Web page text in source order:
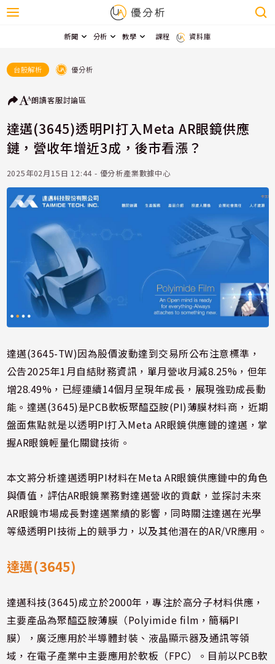
新聞 分析 教學 課程 資料庫
台股解析 優分析
朗讀客服討論區
達邁(3645)透明PI打入Meta AR眼鏡供應
鏈，營收年增近3成，後市看漲？
2025年02月15日 12:44 - 優分析產業數據中心
達邁(3645-TW)因為股價波動達到交易所公布注意標準，
公告2025年1月自結財務資訊，單月營收月減8.25%，但年
增28.49%，已經連續14個月呈現年成長，展現強勁成長動
能。達邁(3645)是PCB軟板聚醯亞胺(PI)薄膜材料商，近期
盤面焦點就是以透明PI打入Meta AR眼鏡供應鏈的達邁，掌
握AR眼鏡輕量化關鍵技術。
本文將分析達邁透明PI材料在Meta AR眼鏡供應鏈中的角色
與價值，評估AR眼鏡業務對達邁營收的貢獻，並探討未來
AR眼鏡市場成長對達邁業績的影響，同時關注達邁在光學
等級透明PI技術上的競爭力，以及其他潛在的AR/VR應用。
達邁(3645)
達邁科技(3645)成立於2000年，專注於高分子材料供應，
主要產品為聚醯亞胺薄膜（Polyimide film，簡稱PI
膜），廣泛應用於半導體封裝、液晶顯示器及通訊等領
域，在電子產業中主要應用於軟板（FPC）。目前以PCB軟